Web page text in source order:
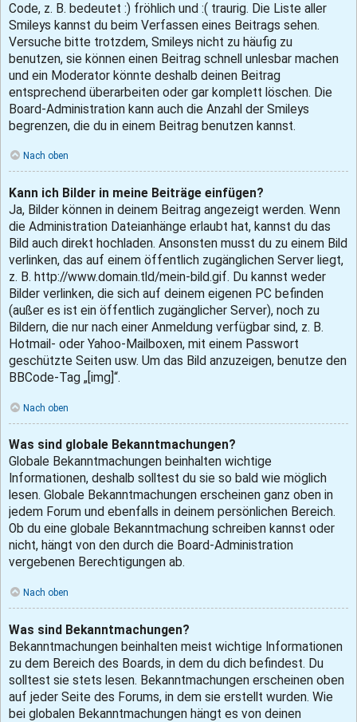
Code, z. B. bedeutet :) fröhlich und :( traurig. Die Liste aller
Smileys kannst du beim Verfassen eines Beitrags sehen.
Versuche bitte trotzdem, Smileys nicht zu häufig zu
benutzen, sie können einen Beitrag schnell unlesbar machen
und ein Moderator könnte deshalb deinen Beitrag
entsprechend überarbeiten oder gar komplett löschen. Die
Board-Administration kann auch die Anzahl der Smileys
begrenzen, die du in einem Beitrag benutzen kannst.
Nach oben
Kann ich Bilder in meine Beiträge einfügen?
Ja, Bilder können in deinem Beitrag angezeigt werden. Wenn
die Administration Dateianhänge erlaubt hat, kannst du das
Bild auch direkt hochladen. Ansonsten musst du zu einem Bild
verlinken, das auf einem öffentlich zugänglichen Server liegt,
z. B. http://www.domain.tld/mein-bild.gif. Du kannst weder
Bilder verlinken, die sich auf deinem eigenen PC befinden
(außer es ist ein öffentlich zugänglicher Server), noch zu
Bildern, die nur nach einer Anmeldung verfügbar sind, z. B.
Hotmail- oder Yahoo-Mailboxen, mit einem Passwort
geschützte Seiten usw. Um das Bild anzuzeigen, benutze den
BBCode-Tag „[img]“.
Nach oben
Was sind globale Bekanntmachungen?
Globale Bekanntmachungen beinhalten wichtige
Informationen, deshalb solltest du sie so bald wie möglich
lesen. Globale Bekanntmachungen erscheinen ganz oben in
jedem Forum und ebenfalls in deinem persönlichen Bereich.
Ob du eine globale Bekanntmachung schreiben kannst oder
nicht, hängt von den durch die Board-Administration
vergebenen Berechtigungen ab.
Nach oben
Was sind Bekanntmachungen?
Bekanntmachungen beinhalten meist wichtige Informationen
zu dem Bereich des Boards, in dem du dich befindest. Du
solltest sie stets lesen. Bekanntmachungen erscheinen oben
auf jeder Seite des Forums, in dem sie erstellt wurden. Wie
bei globalen Bekanntmachungen hängt es von deinen